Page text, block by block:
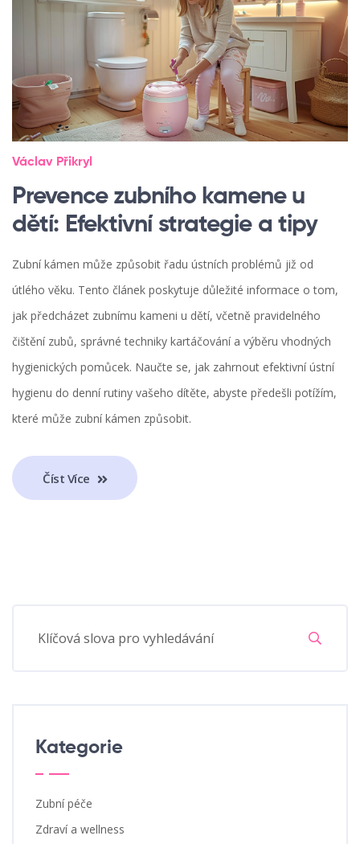
Václav Přikryl
Prevence zubního kamene u
dětí: Efektivní strategie a tipy
Zubní kámen může způsobit řadu ústních problémů již od
útlého věku. Tento článek poskytuje důležité informace o tom,
jak předcházet zubnímu kameni u dětí, včetně pravidelného
čištění zubů, správné techniky kartáčování a výběru vhodných
hygienických pomůcek. Naučte se, jak zahrnout efektivní ústní
hygienu do denní rutiny vašeho dítěte, abyste předešli potížím,
které může zubní kámen způsobit.
Číst Více
Kategorie
Zubní péče
Zdraví a wellness